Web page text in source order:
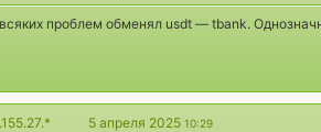
проблем обменял usdt — tbank.
5 апреля 2025 10:29